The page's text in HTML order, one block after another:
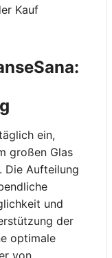
Kauf
ein,
großen Glas
Die Aufteilung
und
der
optimale
von